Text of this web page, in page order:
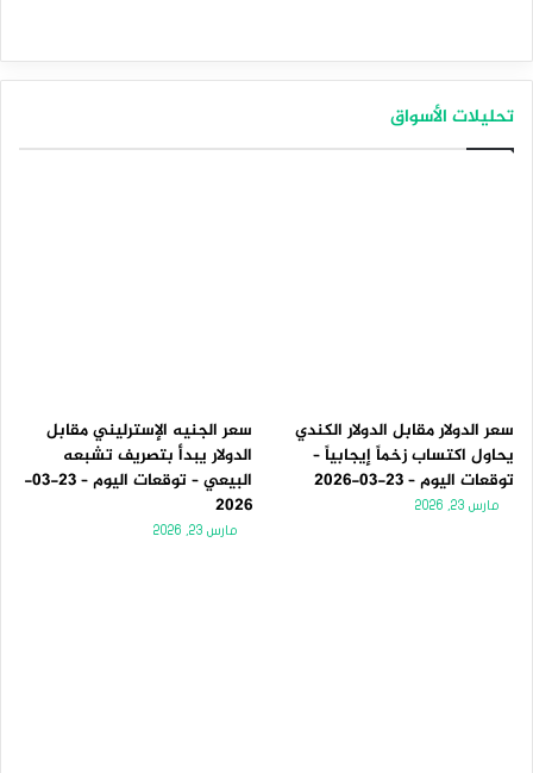
تحليلات الأسواق
سعر الدولار مقابل الدولار الكندي
يحاول اكتساب زخماً إيجابياً –
توقعات اليوم – 23-03-2026
مارس 23, 2026
سعر الجنيه الإسترليني مقابل
الدولار يبدأ بتصريف تشبعه
البيعي – توقعات اليوم – 23-03-
2026
مارس 23, 2026